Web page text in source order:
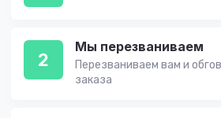
2
Мы перезваниваем
Перезваниваем вам и
заказа